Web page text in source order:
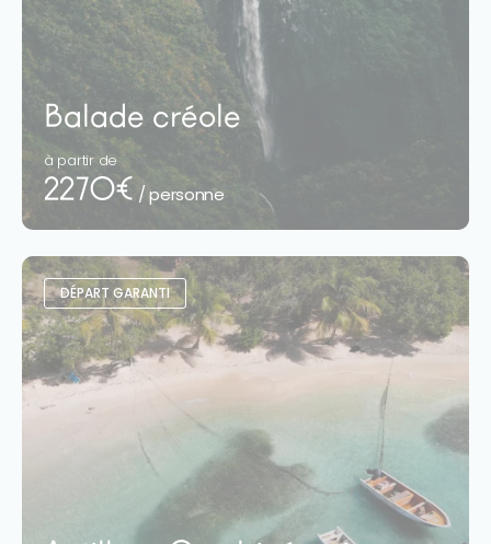
Balade créole
à partir de
2270€ / personne
DÉPART GARANTI